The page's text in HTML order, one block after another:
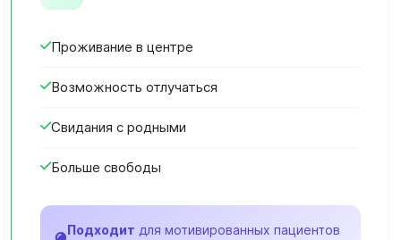
Проживание в центре
Возможность отлучаться
Свидания с родными
Больше свободы
Подходит для мотивированных пациентов